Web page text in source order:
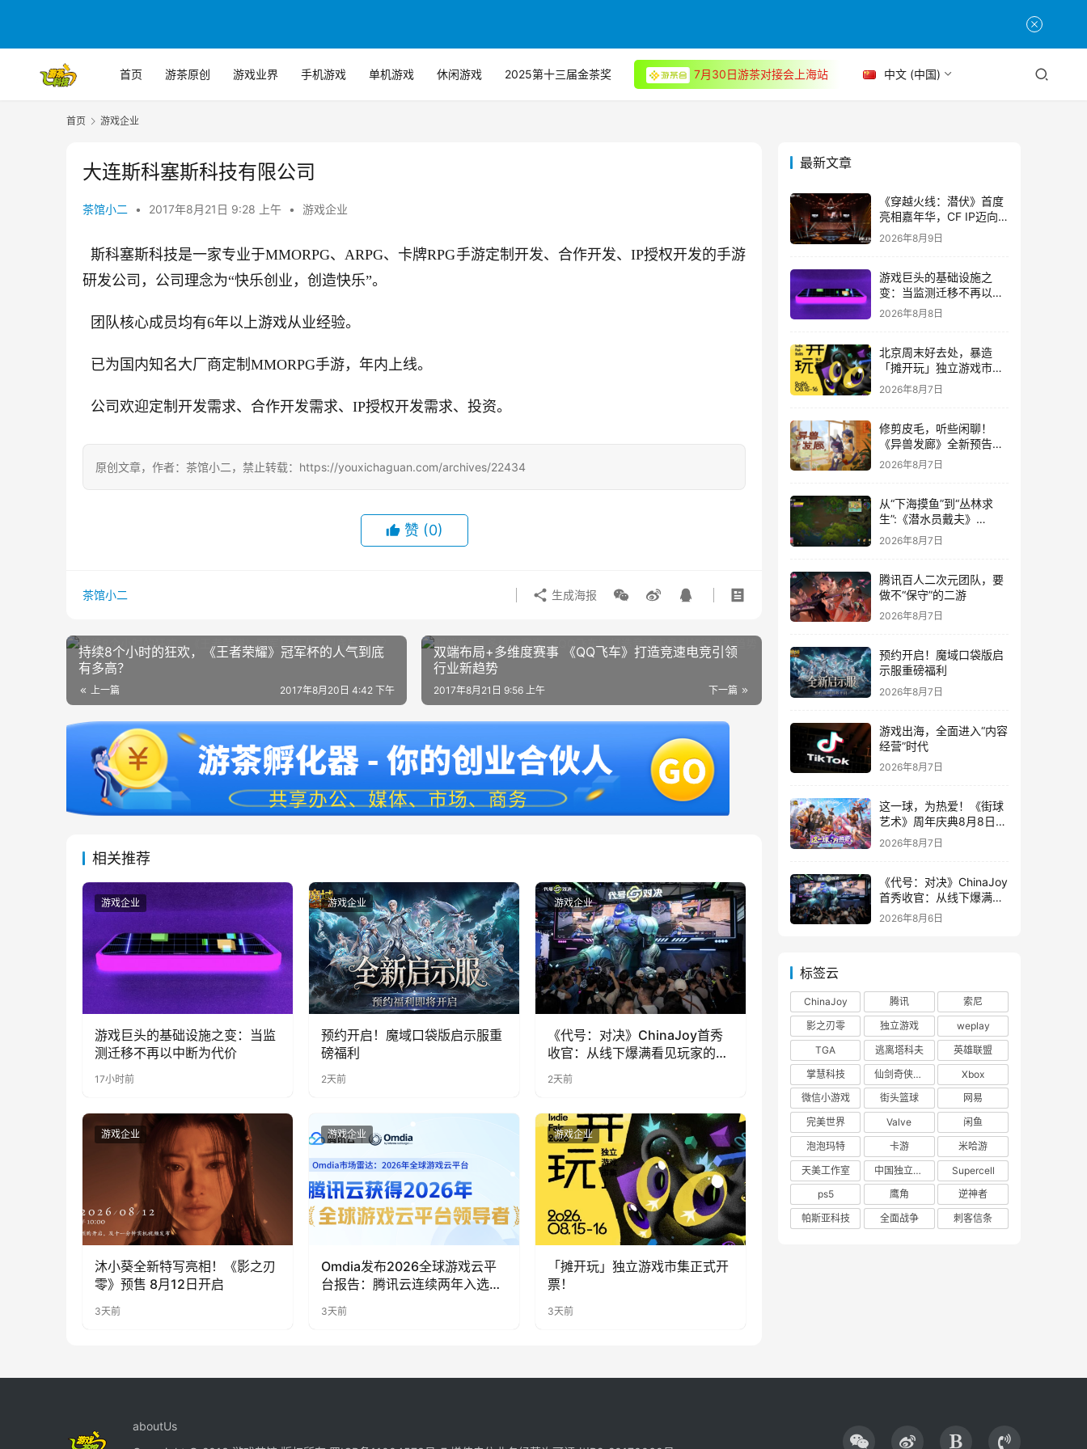
首页 游茶原创 游戏业界 手机游戏 单机游戏 休闲游戏 2025第十三届金茶奖 7月30日游茶对接会上海站 中文 (中国)
首页 游戏企业
大连斯科塞斯科技有限公司
茶馆小二 • 2017年8月21日 9:28 上午 • 游戏企业
斯科塞斯科技是一家专业于MMORPG、ARPG、卡牌RPG手游定制开发、合作开发、IP授权开发的手游
研发公司，公司理念为“快乐创业，创造快乐”。
团队核心成员均有6年以上游戏从业经验。
已为国内知名大厂商定制MMORPG手游，年内上线。
公司欢迎定制开发需求、合作开发需求、IP授权开发需求、投资。
原创文章，作者：茶馆小二，禁止转载：https://youxichaguan.com/archives/22434
赞 (0)
茶馆小二 生成海报
持续8个小时的狂欢，《王者荣耀》冠军杯的人气到底
有多高？
上一篇 2017年8月20日 4:42 下午
双端布局+多维度赛事 《QQ飞车》打造竞速电竞引领
行业新趋势
下一篇
2017年8月21日 9:56 上午
相关推荐
游戏企业
游戏巨头的基础设施之变：当监
测迁移不再以中断为代价
17小时前
游戏企业
预约开启！魔域口袋版启示服重
磅福利
2天前
游戏企业
《代号：对决》ChinaJoy首秀
收官：从线下爆满看见玩家的真
实期待
2天前
游戏企业
沐小葵全新特写亮相！《影之刃
零》预售 8月12日开启
3天前
游戏企业
Omdia发布2026全球游戏云平
台报告：腾讯云连续两年入选
3天前
游戏企业
「摊开玩」独立游戏市集正式开
票！
3天前
最新文章
《穿越火线：潜伏》首度
亮相嘉年华，CF IP迈向
3A叙事新高度
2026年8月9日
游戏巨头的基础设施之
变：当监测迁移不再以中
断为代价
2026年8月8日
北京周末好去处，暴造
「摊开玩」独立游戏市集
正式开票！
2026年8月7日
修剪皮毛，听些闲聊！
《异兽发廊》全新预告与
Steam免费试玩公开
2026年8月7日
从“下海摸鱼”到“丛林求
生”:《潜水员戴夫》
DLC《丛林》移动端定档
8月14日
2026年8月7日
腾讯百人二次元团队，要
做不“保守”的二游
2026年8月7日
预约开启！魔域口袋版启
示服重磅福利
2026年8月7日
游戏出海，全面进入“内容
经营”时代
2026年8月7日
这一球，为热爱！《街球
艺术》周年庆典8月8日正
式上线，多重福利与全新
内容同步开启
2026年8月7日
《代号：对决》ChinaJoy
首秀收官：从线下爆满看
见玩家的真实期待
2026年8月6日
标签云
ChinaJoy 腾讯
索尼
影之刃零
独立游戏
weplay
TGA
逃离塔科夫
英雄联盟
掌慧科技
仙剑奇侠传四
Xbox
微信小游戏
街头篮球
网易
完美世界
Valve
闲鱼
泡泡玛特
卡游
米哈游
天美工作室
中国独立游戏联盟
Supercell
ps5
鹰角
逆神者
帕斯亚科技
全面战争 刺客信条
aboutUs